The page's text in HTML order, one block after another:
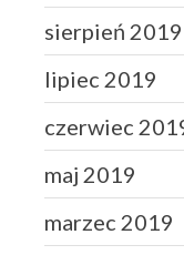
sierpień 2019
lipiec 2019
czerwiec
maj 2019
marzec 2019